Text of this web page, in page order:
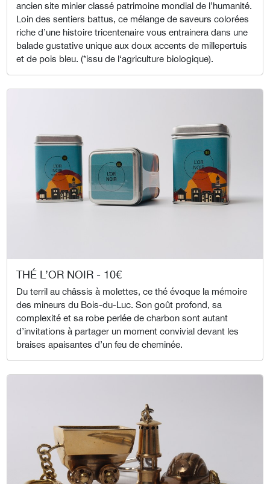
ancien site minier classé patrimoine mondial de l’humanité.
Loin des sentiers battus, ce mélange de saveurs colorées
riche d’une histoire tricentenaire vous entrainera dans une
balade gustative unique aux doux accents de millepertuis
et de pois bleu. (*issu de l‘agriculture biologique).
THÉ L’OR NOIR - 10€
Du terril au châssis à molettes, ce thé évoque la mémoire
des mineurs du Bois-du-Luc. Son goût profond, sa
complexité et sa robe perlée de charbon sont autant
d’invitations à partager un moment convivial devant les
braises apaisantes d’un feu de cheminée.